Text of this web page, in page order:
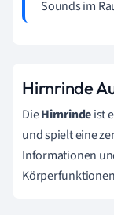
Sounds im
Hirnrinde
DieHirnrindeist
und spielt eine
Informationen